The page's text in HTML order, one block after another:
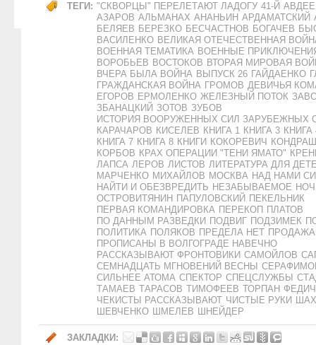
ТЕГИ: "СКВОРЦЫ" ПЕРЕЛЕТАЮТ ЛАДОГУ 41-Й
АЗАРОВ АЛЬМАНАХ АНАНЬИН АРДАМАТСКИЙ
БЕЛЯЕВ БЕРЕЗКО БЕСЧАСТНОВ БОГАЧЕВ
ВАСИЛЕНКО ВЕЛИКАЯ ОТЕЧЕСТВЕННАЯ
ВОЕННАЯ ТЕМАТИКА ВОЕННЫЕ
ВОРОБЬЕВ ВОСТОКОВ ВТОРАЯ МИРОВАЯ
ВЧЕРА БЫЛА ВОЙНА ВЫПУСК 26 ГАЙДАЕНКО
ГРАЖДАНСКАЯ ВОЙНА ГРОМОВ ДЕВИЧЬЯ
ЕГОРОВ ЕРМОЛЕНКО ЖЕЛЕЗНЫЙ ПОТОК
ЗБАНАЦКИЙ ЗОТОВ ЗУБОВ
ИСТОРИЯ ВООРУЖЕННЫХ СИЛ ЗАРУБЕЖНЫХ
КАРАЧАРОВ КИСЕЛЕВ КНИГА 1 КНИГА 3 КНИГА
КНИГА 7 КНИГА 8 КНИГИ КОКОРЕВИЧ
КОРБОВ КРАХ ОПЕРАЦИИ "ТЕНИ ЯМАТО"
ЛАПСА ЛЕРОВ ЛИСТОВ ЛИТЕРАТУРА ДЛЯ
МАРЧЕНКО МИХАЙЛОВ МОСКВА НАД НАМИ
НАЙТИ И ОБЕЗВРЕДИТЬ НЕЗАБЫВАЕМОЕ
ОСТРОВИТЯНИН ПАПУЛОВСКИЙ ПЕКЕЛЬНИК
ПЕРВАЯ КОМАНДИРОВКА ПЕРЕКОП ПЛАТОВ
ПО ДАННЫМ РАЗВЕДКИ ПОДВИГ ПОДЗИМЕК
ПОЛИТИКА ПОЛЯКОВ ПРЕДЕЛА НЕТ ПРОДАЖА
ПРОПИСАНЫ В ВОЛГОГРАДЕ НАВЕЧНО
РАССКАЗЫВАЮТ ФРОНТОВИКИ САМОЙЛОВ
СЕМНАДЦАТЬ МГНОВЕНИЙ ВЕСНЫ
СИЛЬНЕЕ АТОМА СПЕКТОР СПЕЦСЛУЖБЫ
ТАМАЕВ ТАРАСОВ ТИМОФЕЕВ ТОРПАН
ЧЕКИСТЫ РАССКАЗЫВАЮТ ЧИСТЫЕ РУКИ
ШЕВЧЕНКО ШМЕЛЕВ ШНЕЙДЕР
ЗАКЛАДКИ: